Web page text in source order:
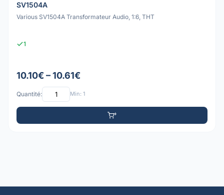
SV1504A
Various SV1504A Transformateur Audio, 1:6, THT
1
10.10€ – 10.61€
Quantité: Min: 1